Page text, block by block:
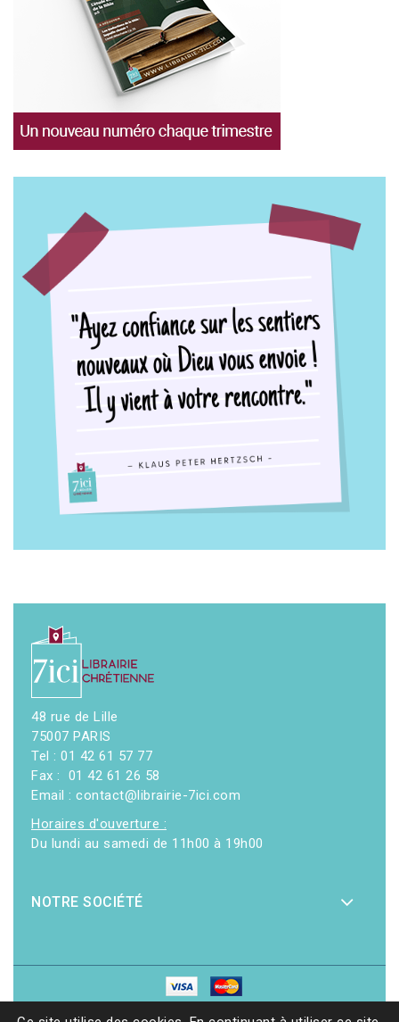
48 rue de Lille
75007 PARIS
Tel : 01 42 61 57 77
Fax : 01 42 61 26 58
Email : contact@librairie-7ici.com
Horaires d'ouverture :
Du lundi au samedi de 11h00 à 19h00
NOTRE SOCIÉTÉ
© 2026 - Librairie 7ici| Site web réalisé par Ethicweb